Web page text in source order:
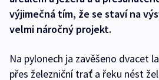
výjimečná tím, že se staví na
velmi náročný projekt.
Na pylonech ja zavěšeno dvacet
přes železniční trať a řeku nést